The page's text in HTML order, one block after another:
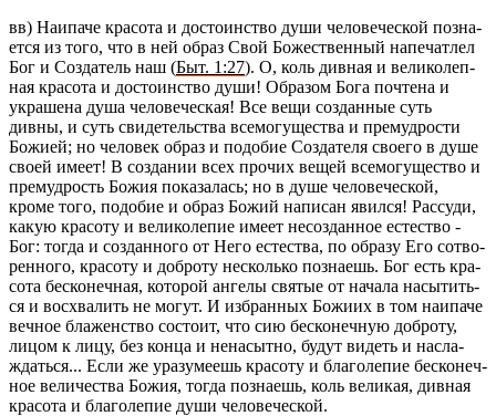
вв) Наи­па­че кра­со­та и до­сто­ин­ство души че­ло­ве­че­ской по­зна­
ет­ся из того, что в ней образ Свой Бо­же­ствен­ный на­пе­чат­лел
Бог и Со­зда­тель наш (Быт. 1:27). О, коль див­ная и ве­ли­ко­леп­
ная кра­со­та и до­сто­ин­ство души! Об­ра­зом Бога по­чте­на и
укра­ше­на душа че­ло­ве­че­ская! Все вещи со­здан­ные суть
дивны, и суть сви­де­тель­ства все­мо­гу­ще­ства и пре­муд­ро­сти
Бо­жи­ей; но че­ло­век образ и по­до­бие Со­зда­те­ля сво­е­го в душе
своей имеет! В со­зда­нии всех про­чих вещей все­мо­гу­ще­ство и
пре­муд­рость Божия по­ка­за­лась; но в душе че­ло­ве­че­ской,
кроме того, по­до­бие и образ Божий на­пи­сан явил­ся! Рас­су­ди,
какую кра­со­ту и ве­ли­ко­ле­пие имеет несо­здан­ное есте­ство -
Бог: тогда и со­здан­но­го от Него есте­ства, по об­ра­зу Его со­тво­
рен­но­го, кра­со­ту и доб­ро­ту несколь­ко по­зна­ешь. Бог есть кра­
со­та бес­ко­неч­ная, ко­то­рой ан­ге­лы свя­тые от на­ча­ла на­сы­тить­
ся и вос­хва­лить не могут. И из­бран­ных Бо­жи­их в том наи­па­че
веч­ное бла­жен­ство со­сто­ит, что сию бес­ко­неч­ную доб­ро­ту,
лицом к лицу, без конца и нена­сыт­но, будут ви­деть и на­сла­
ждать­ся... Если же ура­зу­ме­ешь кра­со­ту и бла­го­ле­пие бес­ко­неч­
ное ве­ли­че­ства Божия, тогда по­зна­ешь, коль ве­ли­кая, див­ная
кра­со­та и бла­го­ле­пие души че­ло­ве­че­ской.